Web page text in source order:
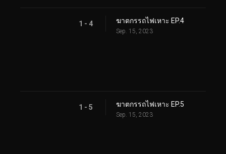
1 - 4 ฆาตกรรถไฟเหาะ EP.4
Sep. 15, 2023
1 - 5 ฆาตกรรถไฟเหาะ EP.5
Sep. 15, 2023